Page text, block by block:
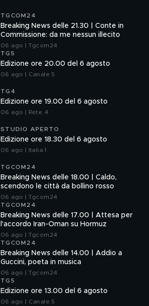
TGCOM24
Breaking News delle 21.30 | Conte in
Commissione: da me nessun illecito
06 ago | Tgcom24
TG5
Edizione ore 20.00 del 6 agosto
06 ago | Canale 5
TG4
Edizione ore 19.00 del 6 agosto
06 ago | Rete 4
STUDIO APERTO
Edizione ore 18.30 del 6 agosto
06 ago | Italia 1
TGCOM24
Breaking News delle 18.00 | Caldo,
scendono le città da bollino rosso
06 ago | Tgcom24
TGCOM24
Breaking News delle 17.00 | Attesa per
l'accordo Iran-Oman su Hormuz
06 ago | Tgcom24
TGCOM24
Breaking News delle 14.00 | Addio a
Guccini, poeta in musica
06 ago | Tgcom24
TG5
Edizione ore 13.00 del 6 agosto
06 ago | Canale 5